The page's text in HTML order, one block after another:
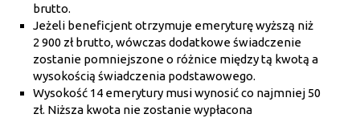
brutto.
Jeżeli beneficjent otrzymuje emeryturę wyższą niż
2 900 zł brutto, wówczas dodatkowe świadczenie
zostanie pomniejszone o różnice między tą kwotą a
wysokością świadczenia podstawowego.
Wysokość 14 emerytury musi wynosić co najmniej 50
zł. Niższa kwota nie zostanie wypłacona